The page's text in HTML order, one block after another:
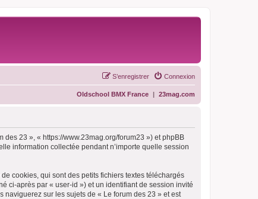
Connexion
S’enregistrer
23mag.com
|
Oldschool BMX France
23 », « https://www.23mag.org/forum23 ») et phpBB
information collectée pendant n’importe quelle session
cookies, qui sont des petits fichiers textes téléchargés
ci-après par « user-id ») et un identifiant de session invité
sur les sujets de « Le forum des 23 » et est